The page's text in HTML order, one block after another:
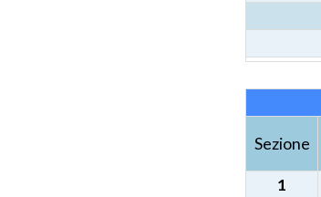
Sezione
1